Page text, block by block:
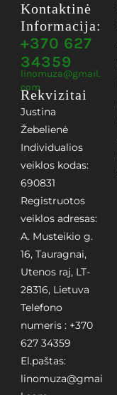
Kontaktinė
Informacija:
+370 627
34359
linomuza@gmail.
com
Rekvizitai
Justina
Žebelienė
Individualios
veiklos kodas:
690831
Registruotos
veiklos adresas:
A. Musteikio g.
16, Tauragnai,
Utenos raj, LT-
28316, Lietuva
Telefono
numeris : +370
627 34359
El.paštas:
linomuza@gmai